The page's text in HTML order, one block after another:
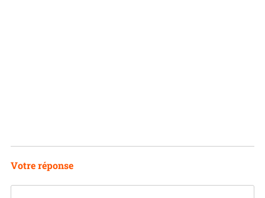
Votre réponse